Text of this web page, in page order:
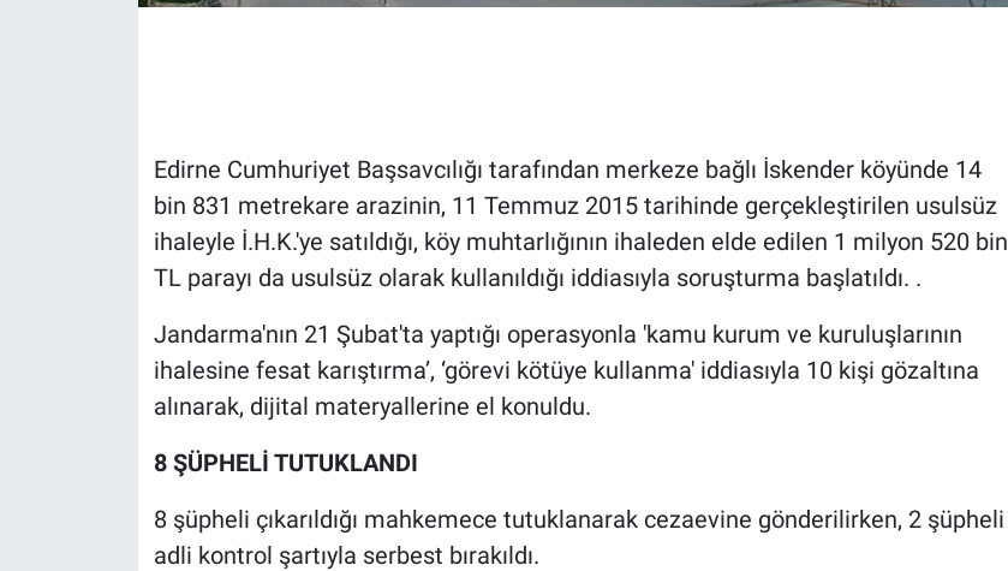
Edirne Cumhuriyet Başsavcılığı tarafından merkeze bağlı İskender köyünde 14
bin 831 metrekare arazinin, 11 Temmuz 2015 tarihinde gerçekleştirilen usulsüz
ihaleyle İ.H.K.'ye satıldığı, köy muhtarlığının ihaleden elde edilen 1 milyon 520 bin
TL parayı da usulsüz olarak kullanıldığı iddiasıyla soruşturma başlatıldı. .
Jandarma'nın 21 Şubat'ta yaptığı operasyonla 'kamu kurum ve kuruluşlarının
ihalesine fesat karıştırma’, ‘görevi kötüye kullanma' iddiasıyla 10 kişi gözaltına
alınarak, dijital materyallerine el konuldu.
8 ŞÜPHELİ TUTUKLANDI
8 şüpheli çıkarıldığı mahkemece tutuklanarak cezaevine gönderilirken, 2 şüpheli
adli kontrol şartıyla serbest bırakıldı.
Koronavirüs